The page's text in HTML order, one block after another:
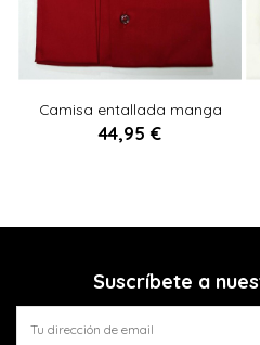
Camisa entallada manga
larga GRANATE
44,95 €
XS S M
L
XL
Suscríbete a